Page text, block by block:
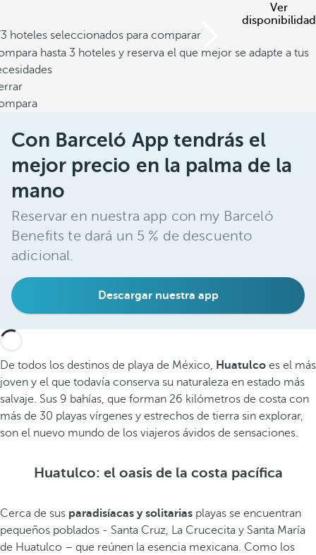
Ver
disponibilidad
hoteles seleccionados para comparar
hasta 3 hoteles y reserva el que mejor se adapte a tus
Con Barceló App tendrás el
mejor precio en la palma de la
mano
Reservar en nuestra app con my Barceló
Benefits te dará un 5 % de descuento
adicional.
Descargar nuestra app
De todos los destinos de playa de México, Huatulco es el más
joven y el que todavía conserva su naturaleza en estado más
salvaje. Sus 9 bahías, que forman 26 kilómetros de costa con
más de 30 playas vírgenes y estrechos de tierra sin explorar,
son el nuevo mundo de los viajeros ávidos de sensaciones.
Huatulco: el oasis de la costa pacífica
Cerca de sus paradisíacas y solitarias playas se encuentran
pequeños poblados - Santa Cruz, La Crucecita y Santa María
de Huatulco – que reúnen la esencia mexicana. Como los